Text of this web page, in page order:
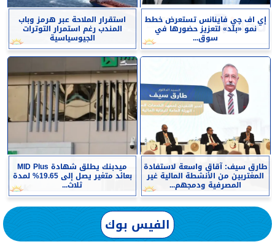
إي اف چي فاينانس تستعرض خطط
نمو «بلد» لتعزيز حضورها في
سوق...
استقرار الملاحة عبر هرمز وباب
المندب رغم استمرار التوترات
الجيوسياسية
طارق سيف: آقاق واسعة لاستفادة
المغتربين من الأنشطة المالية غير
المصرفية ودمجهم...
ميدبنك يطلق شهادة MID Plus
بعائد متغير يصل إلى 19.65% لمدة
ثلاث...
الفيس بوك